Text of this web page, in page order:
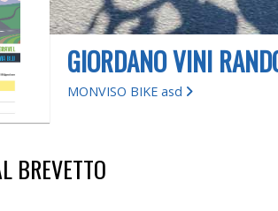
GIORDANO VINI
MONVISO BIKE asd
BREVETTO